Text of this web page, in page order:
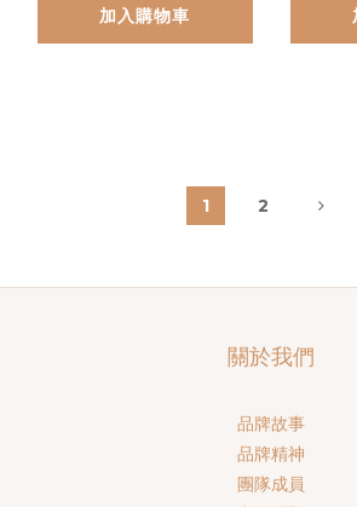
加入購物車
1 2
關於我們
品牌故事
品牌精神
團隊成員